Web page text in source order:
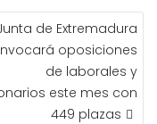
de Extremadura
oposiciones
de laborales y
este mes con
449 plazas